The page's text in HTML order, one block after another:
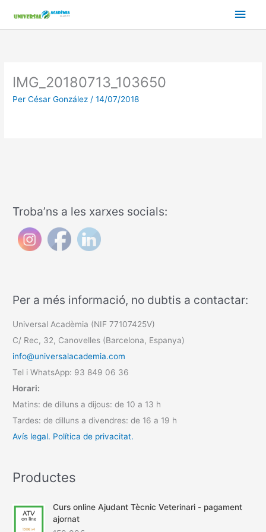
contingut
IMG_20180713_103650
Per César González /14/07/2018
Troba’ns a les xarxes socials:
Per a més informació, no dubtis a contactar:
Universal Acadèmia (NIF 77107425V)
C/ Rec, 32, Canovelles (Barcelona, Espanya)
info@universalacademia.com
Tel i WhatsApp: 93 849 06 36
Horari:
Matins: de dilluns a dijous: de 10 a 13 h
Tardes: de dilluns a divendres: de 16 a 19 h
Avís legal. Política de privacitat.
Productes
Curs online Ajudant Tècnic Veterinari - pagament
ajornat